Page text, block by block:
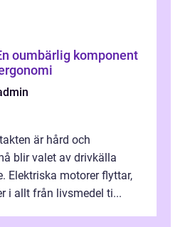
oumbärlig komponent
är hård och
blir valet av drivkälla
Elektriska motorer flyttar,
i allt från livsmedel ti...